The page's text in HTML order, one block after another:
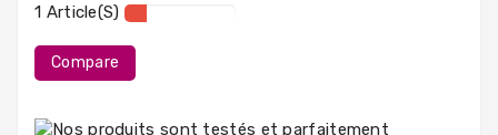
Destockage
1 Article(s)
Compare